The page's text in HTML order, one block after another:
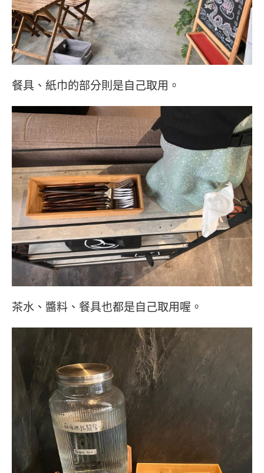
餐具、紙巾的部分則是自己取用。
茶水、醬料、餐具也都是自己取用喔。